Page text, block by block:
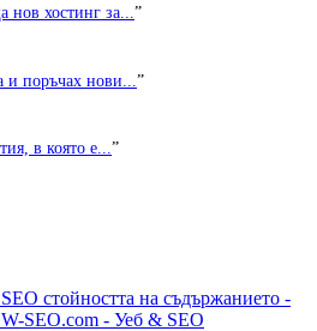
нов хостинг за... ”
и поръчах нови... ”
в която е...”
стойността на съдържанието -
SEO.com - Уеб & SEO